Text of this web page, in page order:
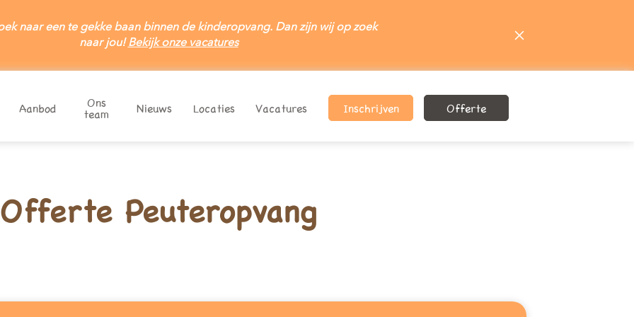
naar een te gekke baan binnen de kinderopvang. Dan zijn wij op zoek
naar jou!Bekijk onze vacatures
Aanbod Ons
team Nieuws Locaties Vacatures Inschrijven Offerte
Offerte Peuteropvang
Inschrijven
Offerte aanvragen